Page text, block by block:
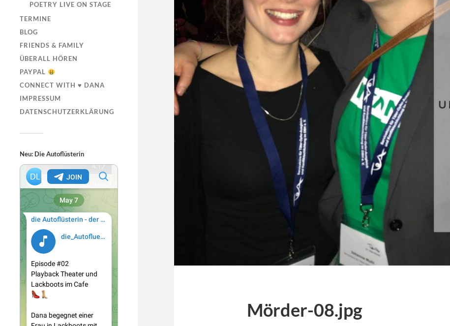
POETRY LIVE ON STAGE
TERMINE
BLOG
FRIENDS & FAMILY
ÜBERALL HÖREN
PAYPAL
CONNECT WITH ♥ DANA
IMPRESSUM
DATENSCHUTZERKLÄRUNG
Neu: Die Autoflüsterin
Mörder-08.jpg